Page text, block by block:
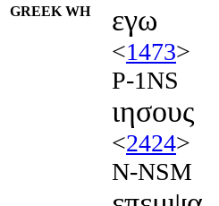
GREEK WH εγω
<1473>
P-1NS
ιησους
<2424>
N-NSM